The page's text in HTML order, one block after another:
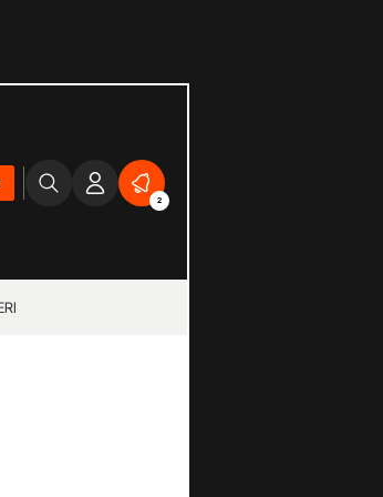
2